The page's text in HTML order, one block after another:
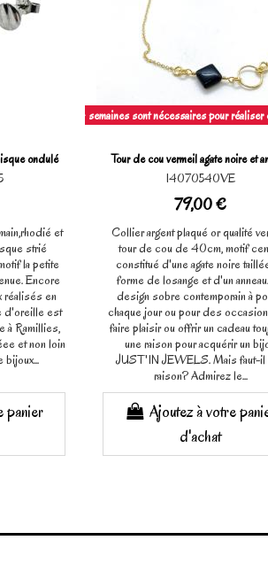
ondulé
et
strié
la petite
Encore
réalisés en
d'oreille est
à Ramillies,
et non loin
bijoux...
panier
Patience, 4 semaines sont nécessaires pour réaliser
Tour de cou vermeil agate noire et
14070540VE
79,00 €
Collier argent plaqué or qualité
tour de cou de 40cm, motif
constitué d'une agate noire
forme de losange et d'un
design sobre contemporain à
chaque jour ou pour des
faire plaisir ou offrir un cadeau
une raison pour acquérir un
JUST'IN JEWELS. Mais faut-il
raison? Admirez le...
Ajoutez à votre
d'achat